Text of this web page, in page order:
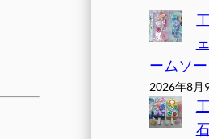
ームソー
2026年8月